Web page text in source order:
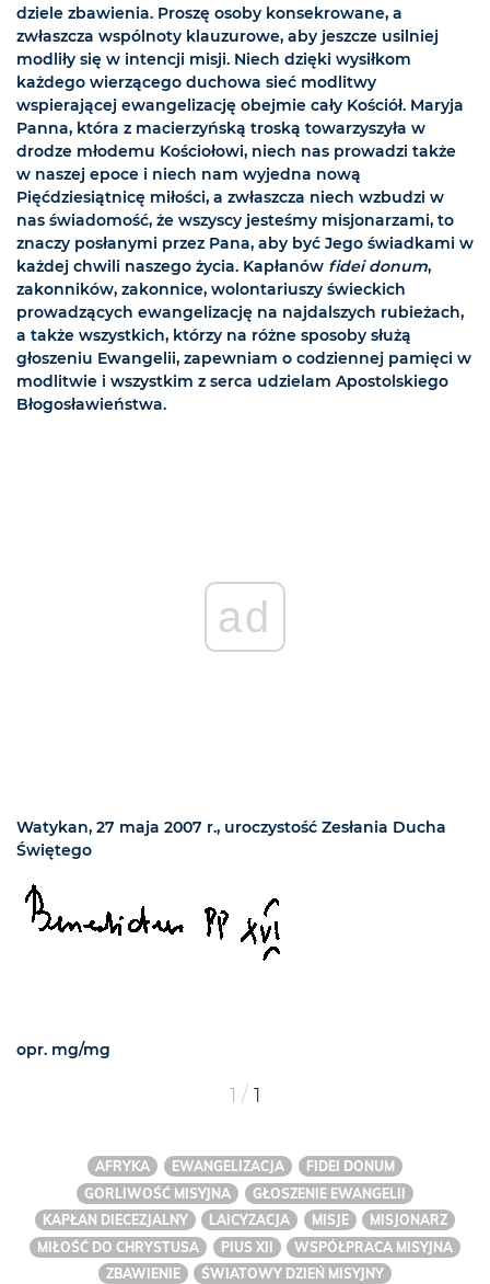
dziele zbawienia. Proszę osoby konsekrowane, a
zwłaszcza wspólnoty klauzurowe, aby jeszcze usilniej
modliły się w intencji misji. Niech dzięki wysiłkom
każdego wierzącego duchowa sieć modlitwy
wspierającej ewangelizację obejmie cały Kościół. Maryja
Panna, która z macierzyńską troską towarzyszyła w
drodze młodemu Kościołowi, niech nas prowadzi także
w naszej epoce i niech nam wyjedna nową
Pięćdziesiątnicę miłości, a zwłaszcza niech wzbudzi w
nas świadomość, że wszyscy jesteśmy misjonarzami, to
znaczy posłanymi przez Pana, aby być Jego świadkami w
każdej chwili naszego życia. Kapłanów fidei donum,
zakonników, zakonnice, wolontariuszy świeckich
prowadzących ewangelizację na najdalszych rubieżach,
a także wszystkich, którzy na różne sposoby służą
głoszeniu Ewangelii, zapewniam o codziennej pamięci w
modlitwie i wszystkim z serca udzielam Apostolskiego
Błogosławieństwa.
ad
Watykan, 27 maja 2007 r., uroczystość Zesłania Ducha
Świętego
opr. mg/mg
1 / 1
AFRYKA EWANGELIZACJA
FIDEI DONUM
GORLIWOŚĆ MISYJNA
GŁOSZENIE EWANGELII
KAPŁAN DIECEZJALNY
LAICYZACJA MISJE
MISJONARZ
MIŁOŚĆ DO CHRYSTUSA
PIUS XII
WSPÓŁPRACA MISYJNA
ZBAWIENIE
ŚWIATOWY DZIEŃ MISYJNY